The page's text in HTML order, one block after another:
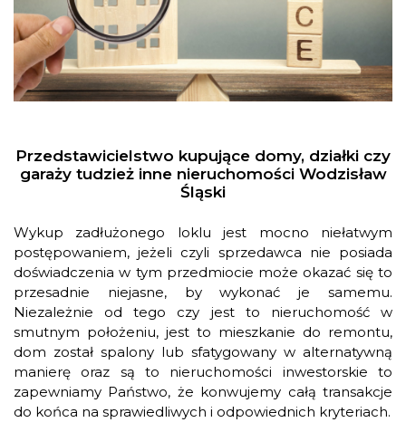
Przedstawicielstwo kupujące domy, działki czy
garaży tudzież inne nieruchomości Wodzisław
Śląski
Wykup zadłużonego loklu jest mocno niełatwym
postępowaniem, jeżeli czyli sprzedawca nie posiada
doświadczenia w tym przedmiocie może okazać się to
przesadnie niejasne, by wykonać je samemu.
Niezależnie od tego czy jest to nieruchomość w
smutnym położeniu, jest to mieszkanie do remontu,
dom został spalony lub sfatygowany w alternatywną
manierę oraz są to nieruchomości inwestorskie to
zapewniamy Państwo, że konwujemy całą transakcje
do końca na sprawiedliwych i odpowiednich kryteriach.